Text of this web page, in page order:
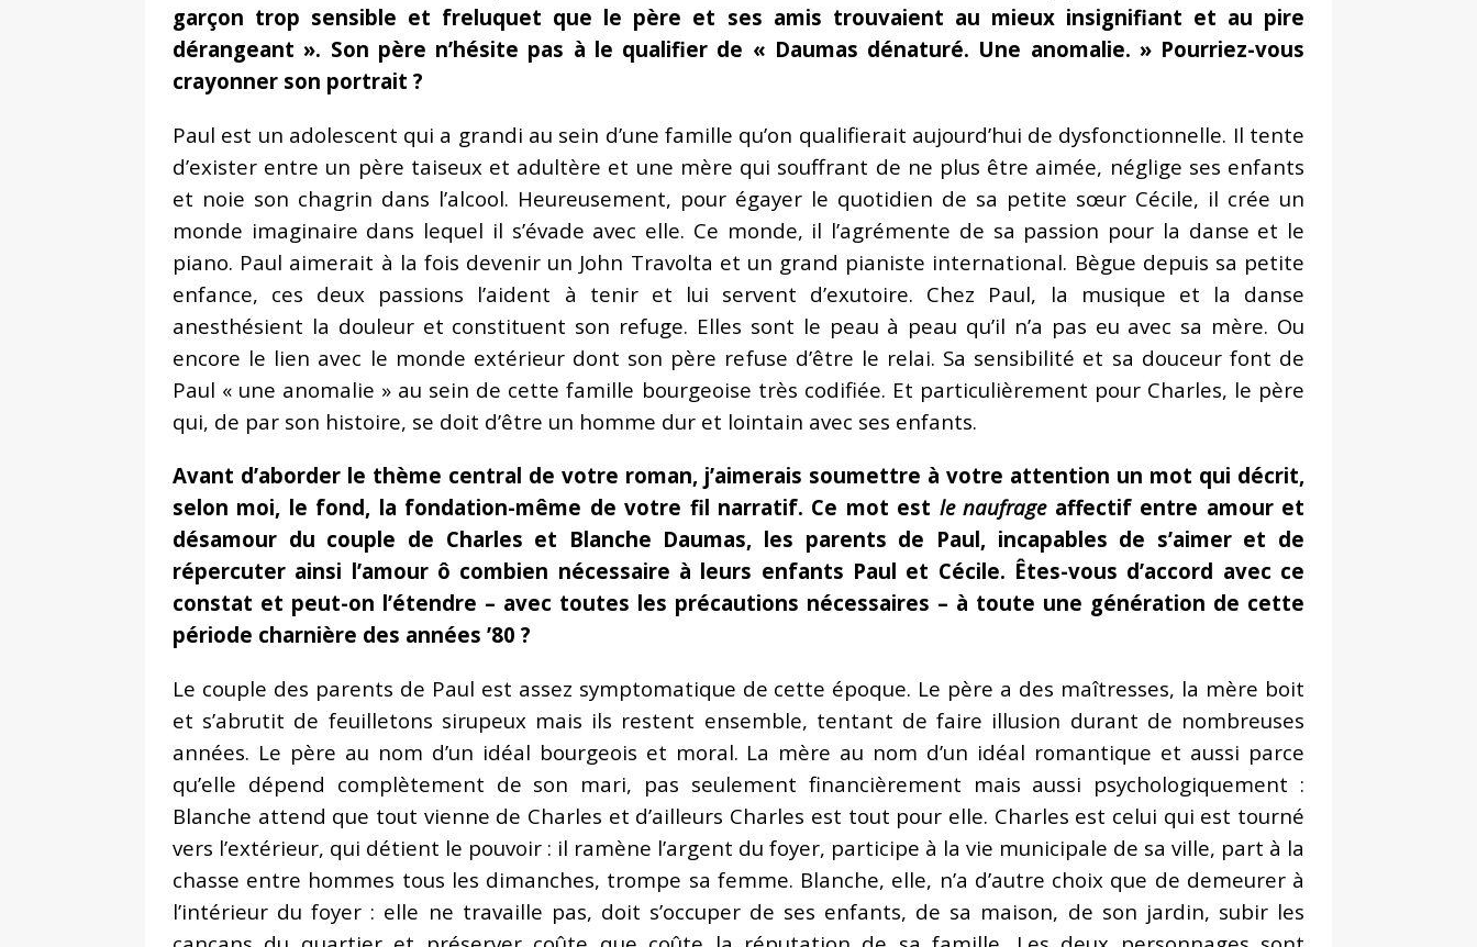
garçon trop sensible et freluquet que le père et ses amis trouvaient au mieux insignifiant et au pire
dérangeant ». Son père n’hésite pas à le qualifier de « Daumas dénaturé. Une anomalie. » Pourriez-vous
crayonner son portrait ?
Paul est un adolescent qui a grandi au sein d’une famille qu’on qualifierait aujourd’hui de dysfonctionnelle. Il tente
d’exister entre un père taiseux et adultère et une mère qui souffrant de ne plus être aimée, néglige ses enfants
et noie son chagrin dans l’alcool. Heureusement, pour égayer le quotidien de sa petite sœur Cécile, il crée un
monde imaginaire dans lequel il s’évade avec elle. Ce monde, il l’agrémente de sa passion pour la danse et le
piano. Paul aimerait à la fois devenir un John Travolta et un grand pianiste international. Bègue depuis sa petite
enfance, ces deux passions l’aident à tenir et lui servent d’exutoire. Chez Paul, la musique et la danse
anesthésient la douleur et constituent son refuge. Elles sont le peau à peau qu’il n’a pas eu avec sa mère. Ou
encore le lien avec le monde extérieur dont son père refuse d’être le relai. Sa sensibilité et sa douceur font de
Paul « une anomalie » au sein de cette famille bourgeoise très codifiée. Et particulièrement pour Charles, le père
qui, de par son histoire, se doit d’être un homme dur et lointain avec ses enfants.
Avant d’aborder le thème central de votre roman, j’aimerais soumettre à votre attention un mot qui décrit,
selon moi, le fond, la fondation-même de votre fil narratif. Ce mot est le naufrage affectif entre amour et
désamour du couple de Charles et Blanche Daumas, les parents de Paul, incapables de s’aimer et de
répercuter ainsi l’amour ô combien nécessaire à leurs enfants Paul et Cécile. Êtes-vous d’accord avec ce
constat et peut-on l’étendre – avec toutes les précautions nécessaires – à toute une génération de cette
période charnière des années ’80 ?
Le couple des parents de Paul est assez symptomatique de cette époque. Le père a des maîtresses, la mère boit
et s’abrutit de feuilletons sirupeux mais ils restent ensemble, tentant de faire illusion durant de nombreuses
années. Le père au nom d’un idéal bourgeois et moral. La mère au nom d’un idéal romantique et aussi parce
qu’elle dépend complètement de son mari, pas seulement financièrement mais aussi psychologiquement :
Blanche attend que tout vienne de Charles et d’ailleurs Charles est tout pour elle. Charles est celui qui est tourné
vers l’extérieur, qui détient le pouvoir : il ramène l’argent du foyer, participe à la vie municipale de sa ville, part à la
chasse entre hommes tous les dimanches, trompe sa femme. Blanche, elle, n’a d’autre choix que de demeurer à
l’intérieur du foyer : elle ne travaille pas, doit s’occuper de ses enfants, de sa maison, de son jardin, subir les